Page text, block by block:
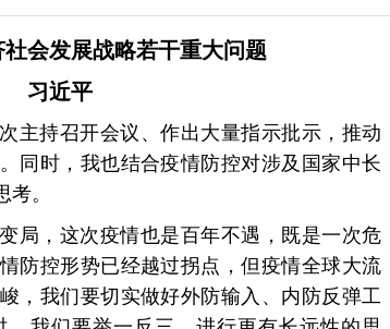
会发展战略若干重大问题
习近平
主持召开会议、作出大量指示批示，推动
同时，我也结合疫情防控对涉及国家中长
。
局，这次疫情也是百年不遇，既是一次危
防控形势已经越过拐点，但疫情全球大流
，我们要切实做好外防输入、内防反弹工